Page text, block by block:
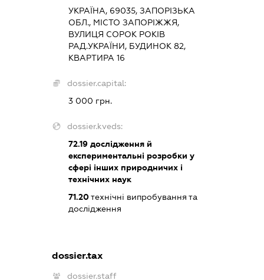
УКРАЇНА, 69035, ЗАПОРІЗЬКА
ОБЛ., МІСТО ЗАПОРІЖЖЯ,
ВУЛИЦЯ СОРОК РОКІВ
РАД.УКРАЇНИ, БУДИНОК 82,
КВАРТИРА 16
dossier.capital:
3 000 грн.
dossier.kveds:
72.19 дослідження й
експериментальні розробки у
сфері інших природничих і
технічних наук
71.20технічні випробування та
дослідження
dossier.tax
dossier.staff